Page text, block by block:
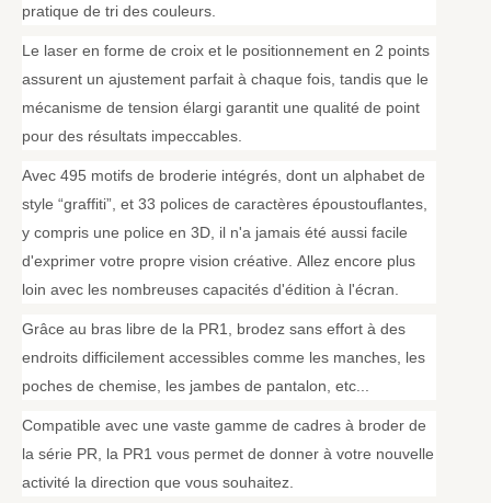
pratique de tri des couleurs.
Le laser en forme de croix et le positionnement en 2 points
assurent un ajustement parfait à chaque fois, tandis que le
mécanisme de tension élargi garantit une qualité de point
pour des résultats impeccables.
Avec 495 motifs de broderie intégrés, dont un alphabet de
style “graffiti”, et 33 polices de caractères époustouflantes,
y compris une police en 3D, il n'a jamais été aussi facile
d'exprimer votre propre vision créative. Allez encore plus
loin avec les nombreuses capacités d'édition à l'écran.
Grâce au bras libre de la PR1, brodez sans effort à des
endroits difficilement accessibles comme les manches, les
poches de chemise, les jambes de pantalon, etc...
Compatible avec une vaste gamme de cadres à broder de
la série PR, la PR1 vous permet de donner à votre nouvelle
activité la direction que vous souhaitez.